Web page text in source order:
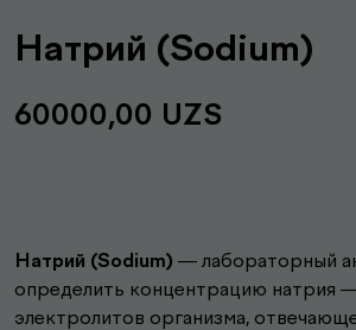
Натрий (Sodium)
60000,00 UZS
Натрий (Sodium) — лабораторный
определить концентрацию натрия
электролитов организма,